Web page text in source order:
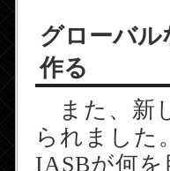
グローバ
作る
また、新
られました
IASBが何